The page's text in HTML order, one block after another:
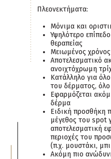
Πλεονεκτήματα:
Μόνιμα και
Υψηλότερο
θεραπείας
Μειωμένος χρόνος
Αποτελεσματικό
ανοιχτόχρωμη
Κατάλληλο για
του δέρματος,
Εφαρμόζεται
δέρμα
Ειδική προσθήκη
μέγεθος του spot
αποτελεσματική
περιοχές του
(π.χ. μουστάκι,
Ακόμη πιο